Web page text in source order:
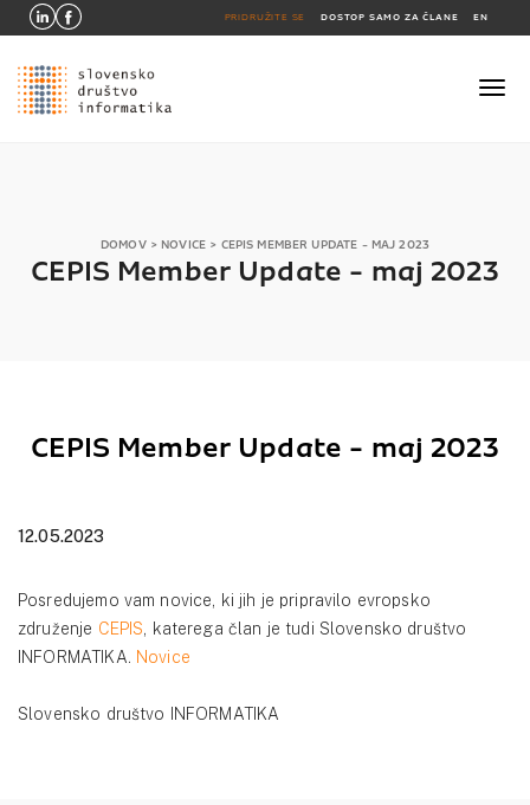
PRIDRUŽITE SE DOSTOP SAMO ZA ČLANE EN
DOMOV> NOVICE > CEPIS MEMBER UPDATE - MAJ 2023
CEPIS Member Update - maj 2023
CEPIS Member Update - maj 2023
12.05.2023
Posredujemo vam novice, ki jih je pripravilo evropsko
združenje CEPIS, katerega član je tudi Slovensko društvo
INFORMATIKA. Novice
Slovensko društvo INFORMATIKA